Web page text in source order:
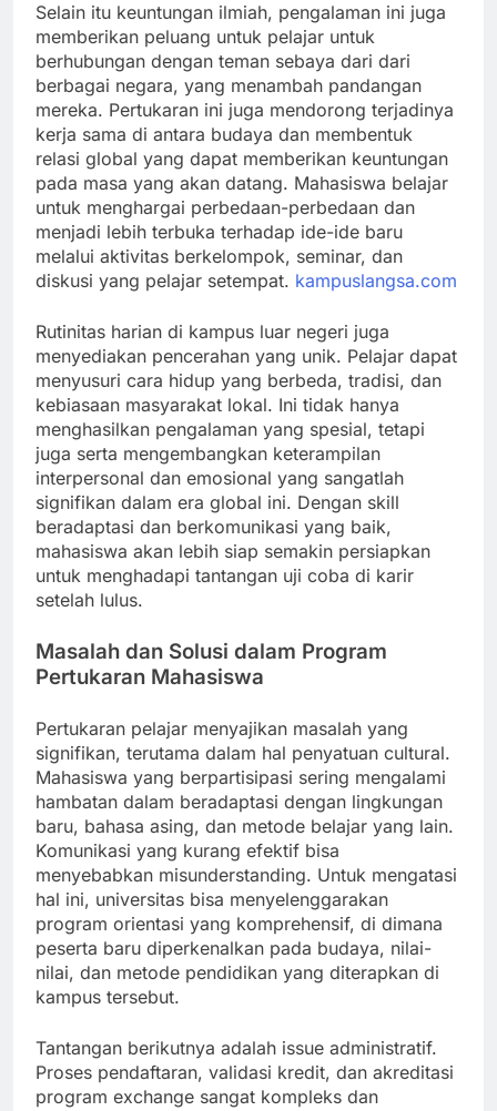
Selain itu keuntungan ilmiah, pengalaman ini juga
memberikan peluang untuk pelajar untuk
berhubungan dengan teman sebaya dari dari
berbagai negara, yang menambah pandangan
mereka. Pertukaran ini juga mendorong terjadinya
kerja sama di antara budaya dan membentuk
relasi global yang dapat memberikan keuntungan
pada masa yang akan datang. Mahasiswa belajar
untuk menghargai perbedaan-perbedaan dan
menjadi lebih terbuka terhadap ide-ide baru
melalui aktivitas berkelompok, seminar, dan
diskusi yang pelajar setempat. kampuslangsa.com
Rutinitas harian di kampus luar negeri juga
menyediakan pencerahan yang unik. Pelajar dapat
menyusuri cara hidup yang berbeda, tradisi, dan
kebiasaan masyarakat lokal. Ini tidak hanya
menghasilkan pengalaman yang spesial, tetapi
juga serta mengembangkan keterampilan
interpersonal dan emosional yang sangatlah
signifikan dalam era global ini. Dengan skill
beradaptasi dan berkomunikasi yang baik,
mahasiswa akan lebih siap semakin persiapkan
untuk menghadapi tantangan uji coba di karir
setelah lulus.
Masalah dan Solusi dalam Program
Pertukaran Mahasiswa
Pertukaran pelajar menyajikan masalah yang
signifikan, terutama dalam hal penyatuan cultural.
Mahasiswa yang berpartisipasi sering mengalami
hambatan dalam beradaptasi dengan lingkungan
baru, bahasa asing, dan metode belajar yang lain.
Komunikasi yang kurang efektif bisa
menyebabkan misunderstanding. Untuk mengatasi
hal ini, universitas bisa menyelenggarakan
program orientasi yang komprehensif, di dimana
peserta baru diperkenalkan pada budaya, nilai-
nilai, dan metode pendidikan yang diterapkan di
kampus tersebut.
Tantangan berikutnya adalah issue administratif.
Proses pendaftaran, validasi kredit, dan akreditasi
program exchange sangat kompleks dan